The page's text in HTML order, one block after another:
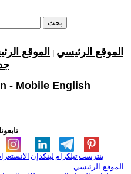
الموقع الرئيسي الموقع
- Mobile English
لينكدإن تيلكرامبنترست
الموقع الرئيسي